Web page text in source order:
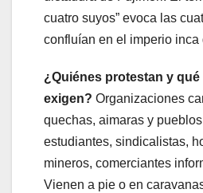
cuatro suyos” evoca las
confluían en el imperio inca
¿Quiénes protestan y qué
exigen? Organizaciones
quechas, aimaras y
estudiantes, sindicalistas,
mineros, comerciantes
Vienen a pie o en